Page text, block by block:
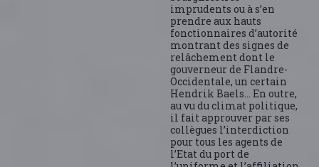
imprudents ou à s’en
prendre aux hauts
fonctionnaires d’autorité
montrant des signes de
relâchement dont le
gouverneur de Flandre-
Occidentale, un certain
Hendrik Baels… En outre,
au vu du climat politique,
il fait approuver par ses
collègues l’interdiction
pour tous les agents de
l’Etat du port de